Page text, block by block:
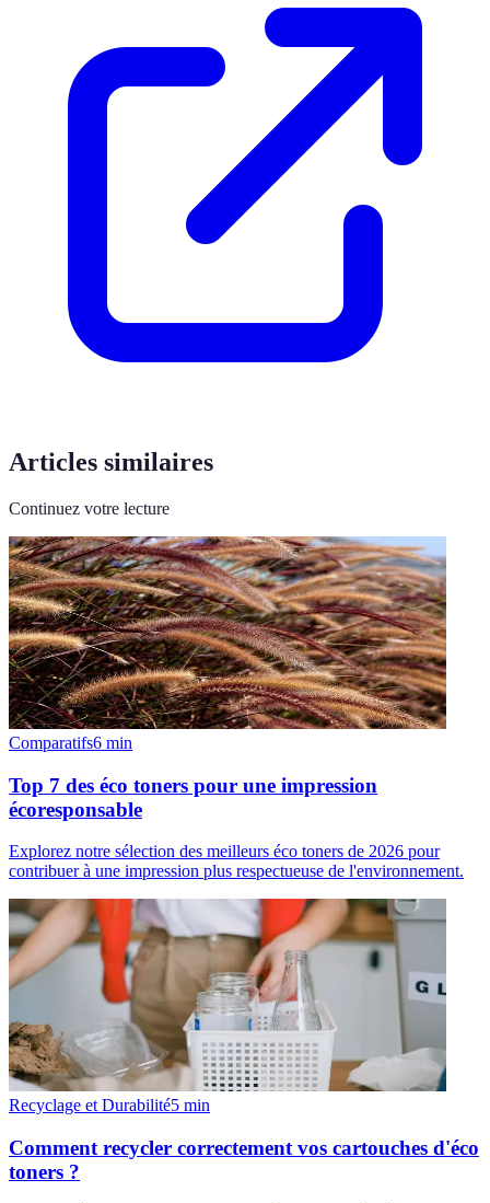
Articles similaires
Continuez votre lecture
Comparatifs6 min
Top 7 des éco toners pour une impression
écoresponsable
Explorez notre sélection des meilleurs éco toners de 2026 pour
contribuer à une impression plus respectueuse de l'environnement.
Recyclage et Durabilité5 min
Comment recycler correctement vos cartouches d'éco
toners ?